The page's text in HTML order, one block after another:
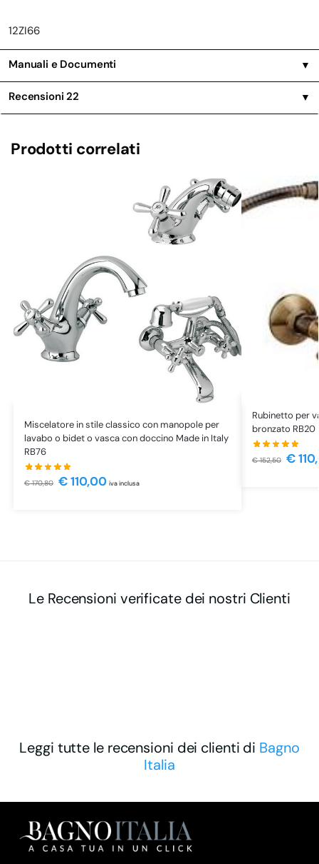
12ZI66
Manuali e Documenti ▼
Recensioni22 ▼
Prodotti correlati
Miscelatore in stile classico con manopole per
lavabo o bidet o vasca con doccino Made in Italy
RB76
€170,80 €110,00 iva inclusa
Rubinetto per
bronzato RB20
€152,50 €
Le Recensioni verificate dei nostri Clienti
Leggi tutte le recensioni dei clienti di Bagno
Italia